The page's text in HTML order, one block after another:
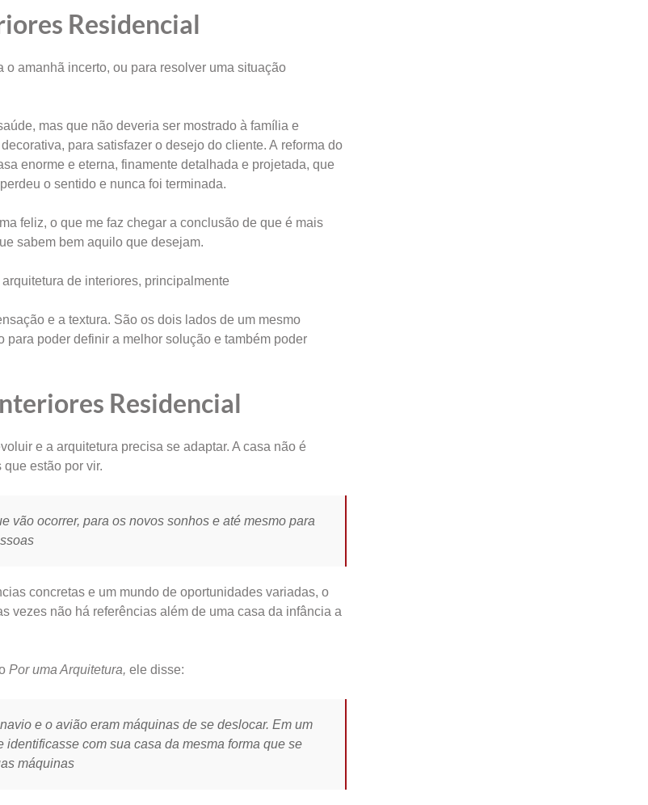
Residencial
amanhã incerto, ou para resolver uma situação
mas que não deveria ser mostrado à família e
para satisfazer o desejo do cliente. A reforma do
enorme e eterna, finamente detalhada e projetada, que
o sentido e nunca foi terminada.
feliz, o que me faz chegar a conclusão de que é mais
sabem bem aquilo que desejam.
de interiores, principalmente
e a textura. São os dois lados de um mesmo
poder definir a melhor solução e também poder
Residencial
e a arquitetura precisa se adaptar. A casa não é
estão por vir.
vão ocorrer, para os novos sonhos e até mesmo para
concretas e um mundo de oportunidades variadas, o
vezes não há referências além de uma casa da infância a
Por uma Arquitetura, ele disse:
e o avião eram máquinas de se deslocar. Em um
com sua casa da mesma forma que se
máquinas